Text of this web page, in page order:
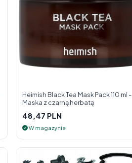
Heimish Black Tea Mask Pack 110 ml -
Maska z czarną herbatą
48,47 PLN
W magazynie